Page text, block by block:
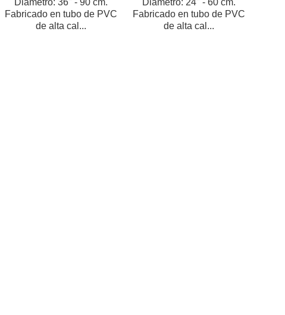
Diametro: 36" - 90 cm.
Fabricado en tubo de PVC
de alta cal...
Diametro: 24" - 60 cm.
Fabricado en tubo de PVC
de alta cal...